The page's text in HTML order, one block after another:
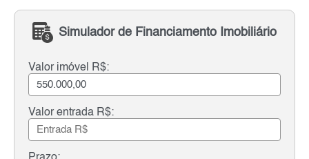
Simulador de Financiamento Imobiliário
Valor imóvel R$:
Valor entrada R$: